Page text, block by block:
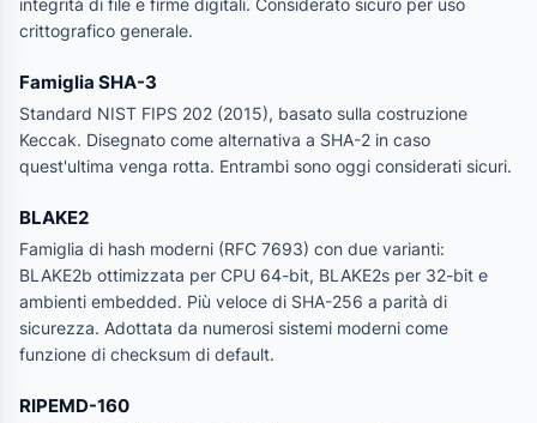
crittografico generale.
Famiglia SHA-3
Standard NIST FIPS 202 (2015), basato sulla costruzione
Keccak. Disegnato come alternativa a SHA-2 in caso
quest'ultima venga rotta. Entrambi sono oggi considerati sicuri.
BLAKE2
Famiglia di hash moderni (RFC 7693) con due varianti:
BLAKE2b ottimizzata per CPU 64-bit, BLAKE2s per 32-bit e
ambienti embedded. Più veloce di SHA-256 a parità di
sicurezza. Adottata da numerosi sistemi moderni come
funzione di checksum di default.
RIPEMD-160